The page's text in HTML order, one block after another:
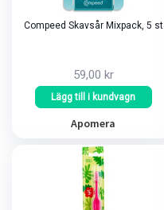
Compeed Skavsår Mixpack, 5 st
59,00 kr
Lägg till i kundvagn
Apomera